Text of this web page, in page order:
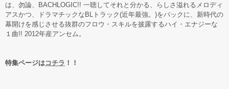
は、勿論、BACHLOGIC!! 一聴してそれと分かる、らしさ溢れるメロディ
アスかつ、ドラマチックなBLトラック(近年最強。)をバックに、新時代の
幕開けを感じさせる抜群のフロウ・スキルを披露するハイ・エナジーな
１曲!! 2012年産アンセム。
特集ページはコチラ ！！